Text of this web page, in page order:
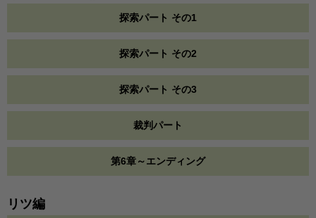
探索パート その1
探索パート その2
探索パート その3
裁判パート
第6章～エンディング
リツ編